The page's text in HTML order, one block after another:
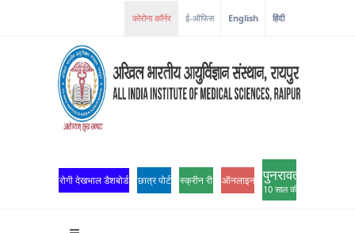
ई-ऑफिस English हिंदी
रोगी देखभाल डैशबोर्ड छात्र पोर्टल स्क्रीन रीडर एक्सेसऑनलाइन ओपीडी पंजीकरण
पुनरावर्तन
10 साल की उत्कृष्टता